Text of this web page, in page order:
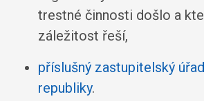
trestné činnosti došlo a
záležitost řeší,
příslušný zastupitelský
republiky.